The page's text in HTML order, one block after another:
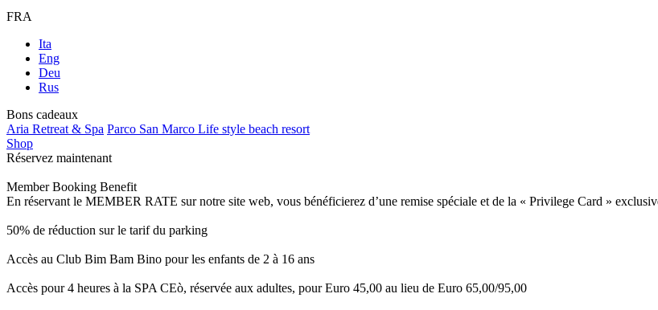
FRA
Ita
Eng
Deu
Rus
Bons cadeaux
Aria Retreat & Spa Parco San Marco Life style beach resort
Shop
Réservez maintenant
Member Booking Benefit
En réservant le MEMBER RATE sur notre site web, vous bénéficierez d’une remise spéciale et de la « Privilege Card »
50% de réduction sur le tarif du parking
Accès au Club Bim Bam Bino pour les enfants de 2 à 16 ans
Accès pour 4 heures à la SPA CEò, réservée aux adultes, pour Euro 45,00 au lieu de Euro 65,00/95,00